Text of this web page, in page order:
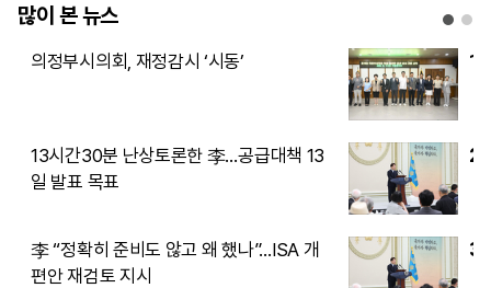
많이 본 뉴스
“2030은 버스에서 살라고?”…황희 ‘폐버
AI 덕에, 진격의 양안 수출 완전히 기염
CXMT 이어 로봇 기업 유니트리도 IPO
기염